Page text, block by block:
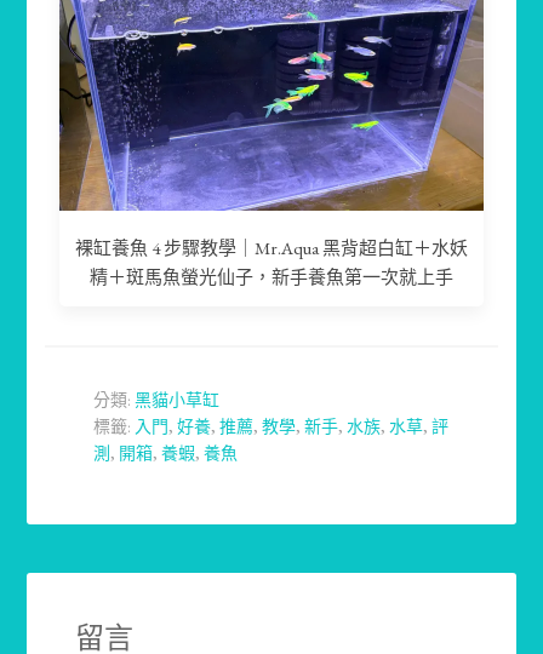
裸缸養魚 4 步驟教學｜Mr.Aqua 黑背超白缸＋水妖
精＋斑馬魚螢光仙子，新手養魚第一次就上手
分類:黑貓小草缸
標籤: 入門,好養,推薦,教學,新手,水族,水草,評
測, 開箱,養蝦,養魚
留言